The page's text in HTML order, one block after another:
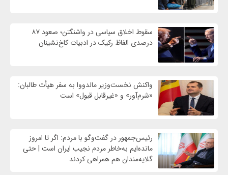
سقوط اخلاق سیاسی در واشنگتن؛ صعود ۸۷
درصدی الفاظ رکیک در ادبیات کاخ‌نشینان
واکنش نخست‌وزیر مالدووا به سفر هیأت طالبان:
«شرم‌آور» و «غیرقابل قبول» است
رئیس‌جمهور در گفت‌وگو با مردم: اگر تا امروز
مانده‌ایم به‌خاطر مردم نجیب ایران است | حتی
گلایه‌مندان هم همراهی کردند